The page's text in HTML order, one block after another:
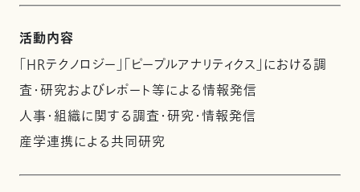
活動内容
「HRテクノロジー」「ピープルアナリティクス」における調
査・研究およびレポート等による情報発信
人事・組織に関する調査・研究・情報発信
産学連携による共同研究